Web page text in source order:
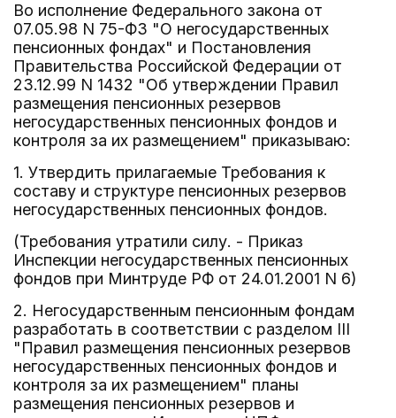
Во исполнение Федерального закона от
07.05.98 N 75-ФЗ "О негосударственных
пенсионных фондах" и Постановления
Правительства Российской Федерации от
23.12.99 N 1432 "Об утверждении Правил
размещения пенсионных резервов
негосударственных пенсионных фондов и
контроля за их размещением" приказываю:
1. Утвердить прилагаемые Требования к
составу и структуре пенсионных резервов
негосударственных пенсионных фондов.
(Требования утратили силу. - Приказ
Инспекции негосударственных пенсионных
фондов при Минтруде РФ от 24.01.2001 N 6)
2. Негосударственным пенсионным фондам
разработать в соответствии с разделом III
"Правил размещения пенсионных резервов
негосударственных пенсионных фондов и
контроля за их размещением" планы
размещения пенсионных резервов и